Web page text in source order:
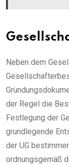
Neben dem
der Regel die
Festlegung der
grundlegende
der UG
ordnungsgemäß